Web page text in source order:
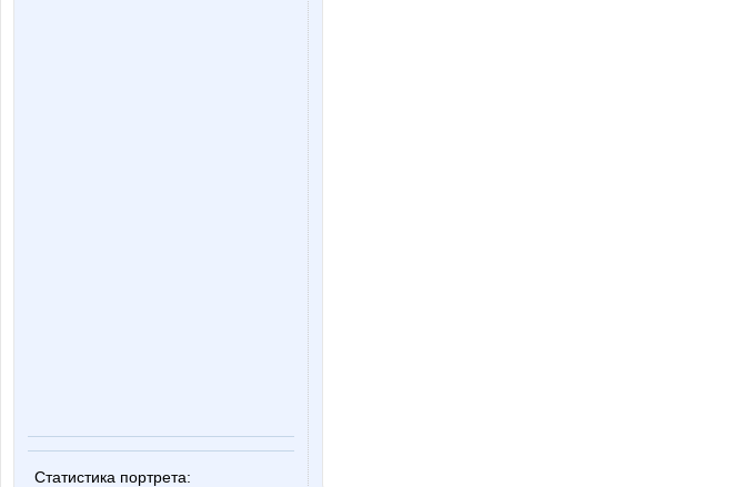
Статистика портрета: